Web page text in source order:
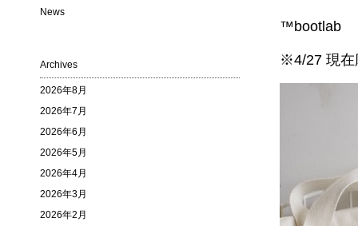
™️bootlab
※4/27 現在
News
Archives
2026年8月
2026年7月
2026年6月
2026年5月
2026年4月
2026年3月
2026年2月